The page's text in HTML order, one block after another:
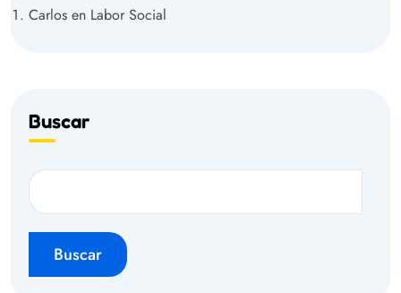
Carlos en Labor Social
Buscar
Buscar